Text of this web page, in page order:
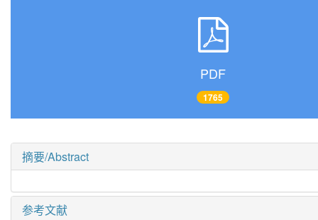
PDF
1765
摘要/Abstract
参考文献